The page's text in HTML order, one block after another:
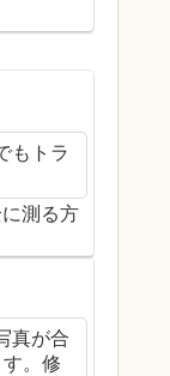
もトラ
測る方
真が合
。修